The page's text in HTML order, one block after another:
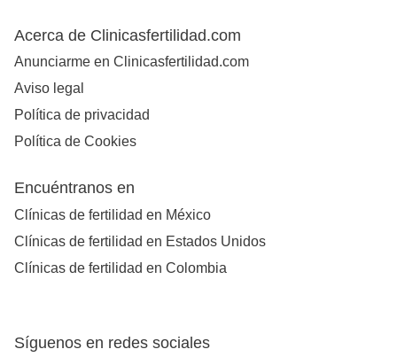
Acerca de Clinicasfertilidad.com
Anunciarme en Clinicasfertilidad.com
Aviso legal
Política de privacidad
Política de Cookies
Encuéntranos en
Clínicas de fertilidad en México
Clínicas de fertilidad en Estados Unidos
Clínicas de fertilidad en Colombia
Síguenos en redes sociales